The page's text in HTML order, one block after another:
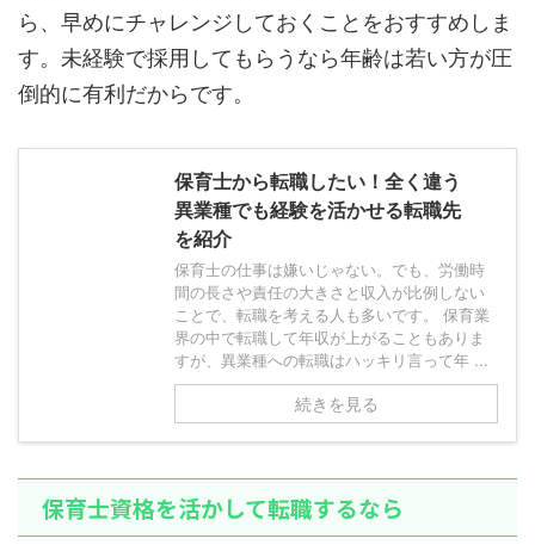
ら、早めにチャレンジしておくことをおすすめしま
す。未経験で採用してもらうなら年齢は若い方が圧
倒的に有利だからです。
保育士から転職したい！全く違う
異業種でも経験を活かせる転職先
を紹介
保育士の仕事は嫌いじゃない。でも、労働時
間の長さや責任の大きさと収入が比例しない
ことで、転職を考える人も多いです。 保育業
界の中で転職して年収が上がることもありま
すが、異業種への転職はハッキリ言って年 ...
続きを見る
保育士資格を活かして転職するなら